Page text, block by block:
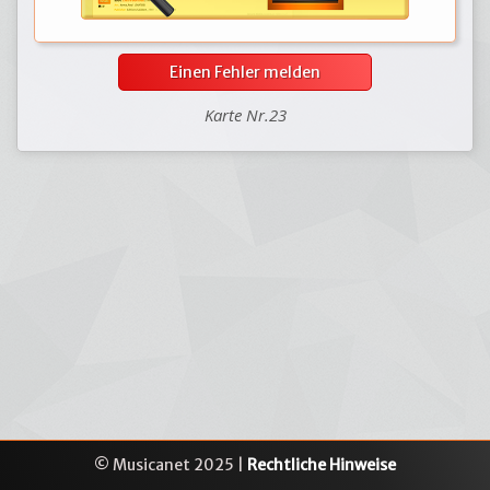
Einen Fehler melden
Karte Nr.23
© Musicanet 2025 | Rechtliche Hinweise